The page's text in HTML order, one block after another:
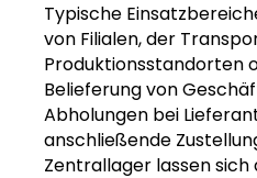
Typische
von Filialen, der
Produktionsstandorten
Belieferung von
Abholungen bei
anschließende
Zentrallager lassen sich